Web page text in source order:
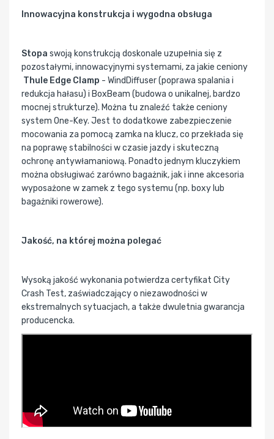
Innowacyjna konstrukcja i wygodna obsługa
Stopa swoją konstrukcją doskonale uzupełnia się z
pozostałymi, innowacyjnymi systemami, za jakie ceniony
Thule Edge Clamp - WindDiffuser (poprawa spalania i
redukcja hałasu) i BoxBeam (budowa o unikalnej, bardzo
mocnej strukturze). Można tu znaleźć także ceniony
system One-Key. Jest to dodatkowe zabezpieczenie
mocowania za pomocą zamka na klucz, co przekłada się
na poprawę stabilności w czasie jazdy i skuteczną
ochronę antywłamaniową. Ponadto jednym kluczykiem
można obsługiwać zarówno bagażnik, jak i inne akcesoria
wyposażone w zamek z tego systemu (np. boxy lub
bagażniki rowerowe).
Jakość, na której można polegać
Wysoką jakość wykonania potwierdza certyfikat City
Crash Test, zaświadczający o niezawodności w
ekstremalnych sytuacjach, a także dwuletnia gwarancja
producencka.